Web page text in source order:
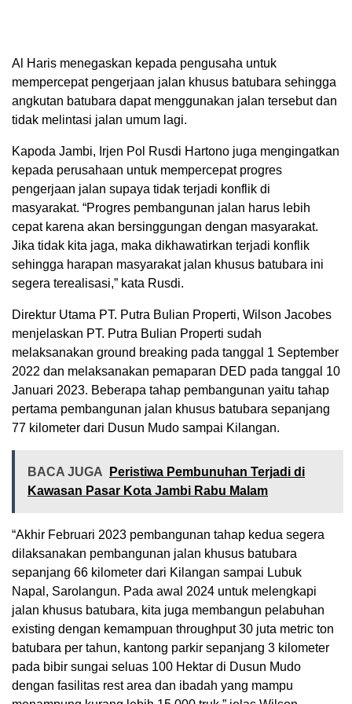
Al Haris menegaskan kepada pengusaha untuk
mempercepat pengerjaan jalan khusus batubara sehingga
angkutan batubara dapat menggunakan jalan tersebut dan
tidak melintasi jalan umum lagi.
Kapoda Jambi, Irjen Pol Rusdi Hartono juga mengingatkan
kepada perusahaan untuk mempercepat progres
pengerjaan jalan supaya tidak terjadi konflik di
masyarakat. “Progres pembangunan jalan harus lebih
cepat karena akan bersinggungan dengan masyarakat.
Jika tidak kita jaga, maka dikhawatirkan terjadi konflik
sehingga harapan masyarakat jalan khusus batubara ini
segera terealisasi,” kata Rusdi.
Direktur Utama PT. Putra Bulian Properti, Wilson Jacobes
menjelaskan PT. Putra Bulian Properti sudah
melaksanakan ground breaking pada tanggal 1 September
2022 dan melaksanakan pemaparan DED pada tanggal 10
Januari 2023. Beberapa tahap pembangunan yaitu tahap
pertama pembangunan jalan khusus batubara sepanjang
77 kilometer dari Dusun Mudo sampai Kilangan.
BACA JUGA
Peristiwa Pembunuhan Terjadi di
Kawasan Pasar Kota Jambi Rabu Malam
“Akhir Februari 2023 pembangunan tahap kedua segera
dilaksanakan pembangunan jalan khusus batubara
sepanjang 66 kilometer dari Kilangan sampai Lubuk
Napal, Sarolangun. Pada awal 2024 untuk melengkapi
jalan khusus batubara, kita juga membangun pelabuhan
existing dengan kemampuan throughput 30 juta metric ton
batubara per tahun, kantong parkir sepanjang 3 kilometer
pada bibir sungai seluas 100 Hektar di Dusun Mudo
dengan fasilitas rest area dan ibadah yang mampu